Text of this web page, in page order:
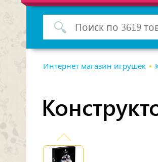
Интернет магазин игрушек